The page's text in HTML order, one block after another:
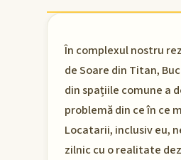
În complexul nostru
de Soare din Titan,
din spațiile comune a
problemă din ce în ce
Locatarii, inclusiv eu,
zilnic cu o realitate